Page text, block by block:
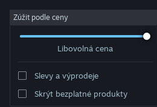
Přihlásit se
Komunita
Zúžit podle ceny
Libovolná cena
Slevy a výprodeje
Skrýt bezplatné produkty
Vývojář: DoubleBee